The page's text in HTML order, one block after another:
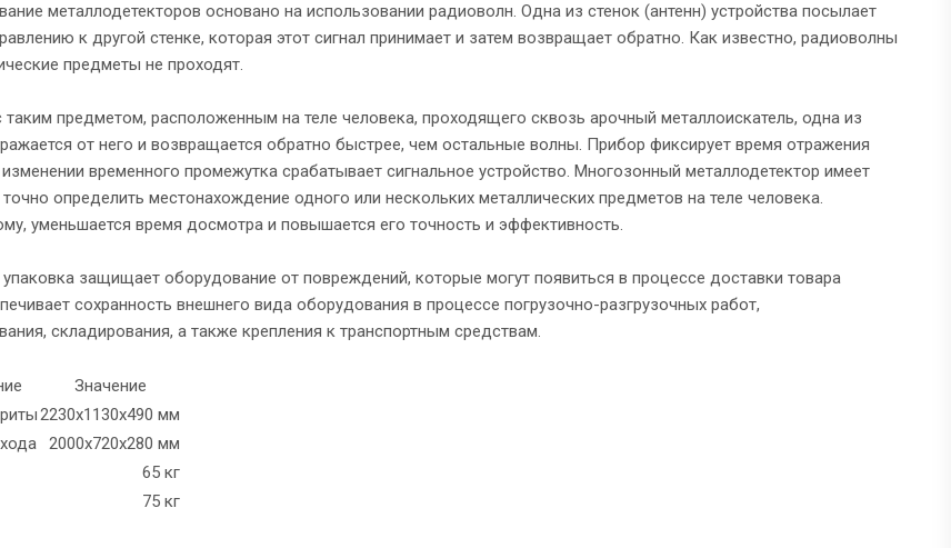
металлодетекторов основано на использовании радиоволн. Одна из стенок (антенн) устройства посылает
к другой стенке, которая этот сигнал принимает и затем возвращает обратно. Как известно, радиоволны
предметы не проходят.
таким предметом, расположенным на теле человека, проходящего сквозь арочный металлоискатель, одна из
от него и возвращается обратно быстрее, чем остальные волны. Прибор фиксирует время отражения
изменении временного промежутка срабатывает сигнальное устройство. Многозонный металлодетектор имеет
определить местонахождение одного или нескольких металлических предметов на теле человека.
уменьшается время досмотра и повышается его точность и эффективность.
упаковка защищает оборудование от повреждений, которые могут появиться в процессе доставки товара
сохранность внешнего вида оборудования в процессе погрузочно-разгрузочных работ,
складирования, а также крепления к транспортным средствам.
Значение
2230х1130х490 мм
2000х720х280 мм
65 кг
75 кг